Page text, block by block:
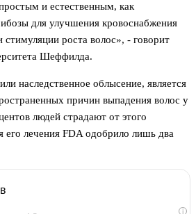
и естественным, как
для улучшения кровоснабжения
стимуляции роста волос», - говорит
Шеффилда.
наследственное облысение, является
причин выпадения волос у
людей страдают от этого
его лечения FDA одобрило лишь два
i